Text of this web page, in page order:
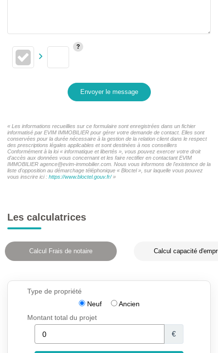
Envoyer le message
« Les informations recueillies sur ce formulaire sont enregistrées dans un fichier
informatisé par EVIM IMMOBILIER pour gérer votre demande de contact. Elles sont
conservées pour la durée nécessaire à la gestion de la relation client dans le respect
des prescriptions légales applicables et sont destinées à nos conseillers
Conformément à la loi « informatique et libertés », vous pouvez exercer votre droit
d'accès aux données vous concernant et les faire rectifier en contactant EVIM
IMMOBILIER agence@evim-immobilier.com. Nous vous informons de l'existence de la
liste d'opposition au démarchage téléphonique « Bloctel », sur laquelle vous pouvez
vous inscrire ici : https://www.bloctel.gouv.fr/»
Les calculatrices
Calcul Frais de notaire Calcul capacité